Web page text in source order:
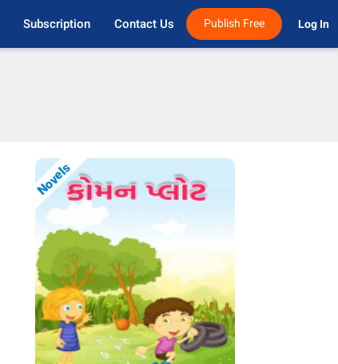
Subscription Contact Us Publish Free Log In
Novels